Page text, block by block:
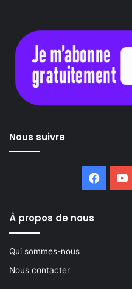
Nous suivre
À propos de nous
Qui sommes-nous
Nous contacter